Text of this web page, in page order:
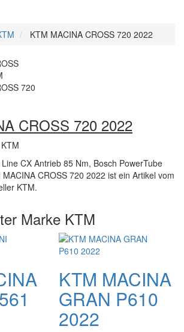
KTM MACINA CROSS 720 2022
CROSS 720 2022
KTM
CX Antrieb 85 Nm, Bosch PowerTube
CROSS 720 2022 ist ein Artikel vom
KTM.
Marke KTM
KTM MACINA
GRAN P610
2022